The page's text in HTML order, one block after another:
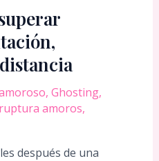
, Ghosting,
ruptura amoros,
después de una